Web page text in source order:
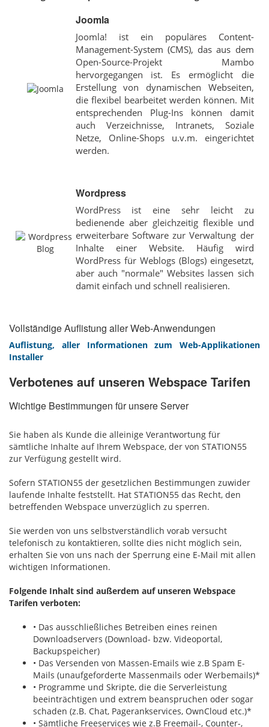
Joomla
Joomla! ist ein populäres Content-
Management-System (CMS), das aus dem
Open-Source-Projekt Mambo
hervorgegangen ist. Es ermöglicht die
Erstellung von dynamischen Webseiten,
die flexibel bearbeitet werden können. Mit
entsprechenden Plug-Ins können damit
auch Verzeichnisse, Intranets, Soziale
Netze, Online-Shops u.v.m. eingerichtet
werden.
Wordpress
WordPress ist eine sehr leicht zu
bedienende aber gleichzeitig flexible und
erweiterbare Software zur Verwaltung der
Inhalte einer Website. Häufig wird
WordPress für Weblogs (Blogs) eingesetzt,
aber auch "normale" Websites lassen sich
damit einfach und schnell realisieren.
Vollständige Auflistung aller Web-Anwendungen
Auflistung, aller Informationen zum Web-Applikationen
Installer
Verbotenes auf unseren Webspace Tarifen
Wichtige Bestimmungen für unsere Server
Sie haben als Kunde die alleinige Verantwortung für
sämtliche Inhalte auf Ihrem Webspace, der von STATION55
zur Verfügung gestellt wird.
Sofern STATION55 der gesetzlichen Bestimmungen zuwider
laufende Inhalte feststellt. Hat STATION55 das Recht, den
betreffenden Webspace unverzüglich zu sperren.
Sie werden von uns selbstverständlich vorab versucht
telefonisch zu kontaktieren, sollte dies nicht möglich sein,
erhalten Sie von uns nach der Sperrung eine E-Mail mit allen
wichtigen Informationen.
Folgende Inhalt sind außerdem auf unseren Webspace
Tarifen verboten:
• Das ausschließliches Betreiben eines reinen
Downloadservers (Download- bzw. Videoportal,
Backupspeicher)
• Das Versenden von Massen-Emails wie z.B Spam E-
Mails (unaufgeforderte Massenmails oder Werbemails)*
• Programme und Skripte, die die Serverleistung
beeinträchtigen und extrem beanspruchen oder sogar
schaden (z.B. Chat, Pagerankservices, OwnCloud etc.)*
• Sämtliche Freeservices wie z.B Freemail-, Counter-,